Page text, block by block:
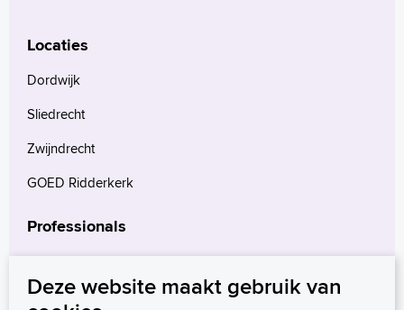
Locaties
Dordwijk
Sliedrecht
Zwijndrecht
GOED Ridderkerk
Professionals
Verwijzers
Wetenschappelijk onderzoek
Deze website maakt gebruik van